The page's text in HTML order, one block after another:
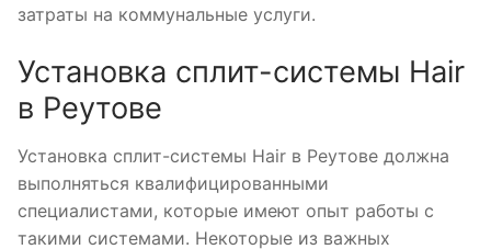
затраты на коммунальные услуги.
Установка сплит-системы Hair
в Реутове
Установка сплит-системы Hair в Реутове должна
выполняться квалифицированными
специалистами, которые имеют опыт работы с
такими системами. Некоторые из важных